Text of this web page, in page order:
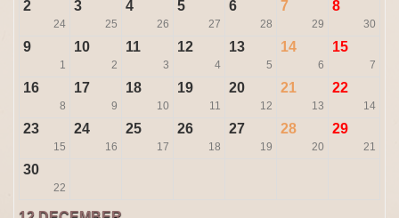
2
24
3
25
4
26
5
27
6
28
7
29
8
30
9
1
10
2
11
3
12
4
13
5
14
6
15
7
16
8
17
9
18
10
19
11
20
12
21
13
22
14
23
15
24
16
25
17
26
18
27
19
28
20
29
21
30
22